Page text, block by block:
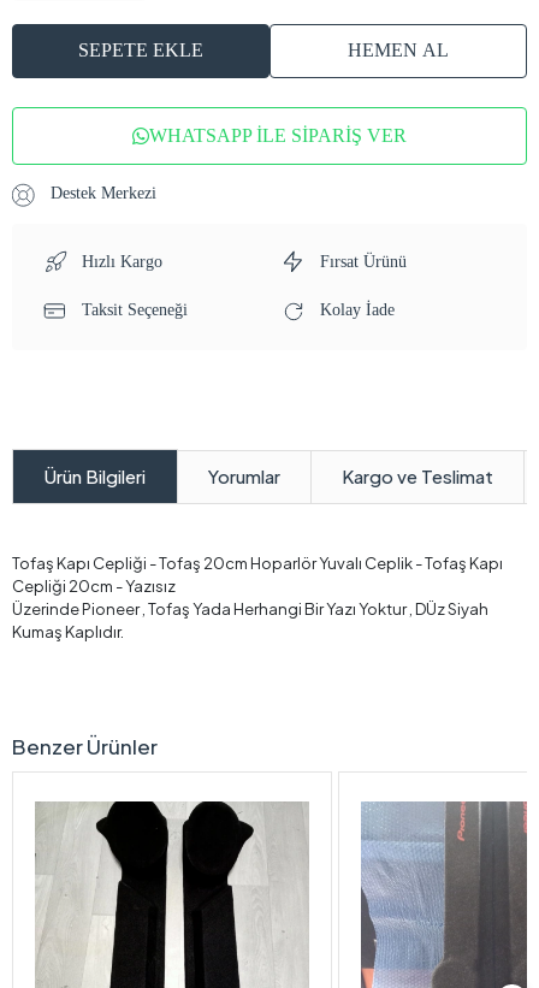
SEPETE EKLE HEMEN AL
WHATSAPP İLE SİPARİŞ VER
Destek Merkezi
Hızlı Kargo Fırsat Ürünü
Taksit Seçeneği Kolay İade
Ürün Bilgileri Yorumlar Kargo ve Teslimat
Tofaş Kapı Cepliği - Tofaş 20cm Hoparlör Yuvalı Ceplik - Tofaş Kapı
Cepliği 20cm - Yazısız
Üzerinde Pioneer , Tofaş Yada Herhangi Bir Yazı Yoktur , DÜz Siyah
Kumaş Kaplıdır.
Benzer Ürünler